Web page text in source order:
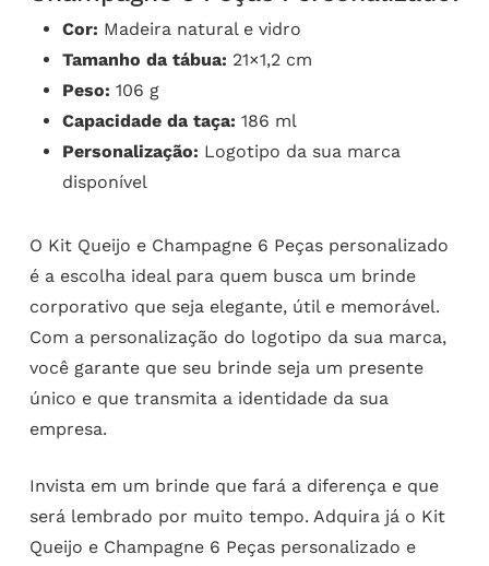
Cor: Madeira natural e vidro
Tamanho da tábua: 21×1,2 cm
Peso: 106 g
Capacidade da taça: 186 ml
Personalização: Logotipo da sua marca
disponível
O Kit Queijo e Champagne 6 Peças personalizado
é a escolha ideal para quem busca um brinde
corporativo que seja elegante, útil e memorável.
Com a personalização do logotipo da sua marca,
você garante que seu brinde seja um presente
único e que transmita a identidade da sua
empresa.
Invista em um brinde que fará a diferença e que
será lembrado por muito tempo. Adquira já o Kit
Queijo e Champagne 6 Peças personalizado e